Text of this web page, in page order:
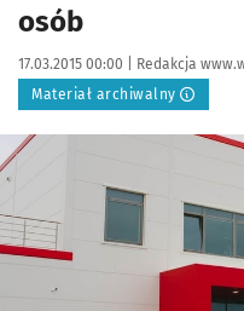
osób
Data publikacji:
17.03.2015 00:00 | Autor:
Redakcja
Materiał archiwalny
Kliknij, aby powiększyć